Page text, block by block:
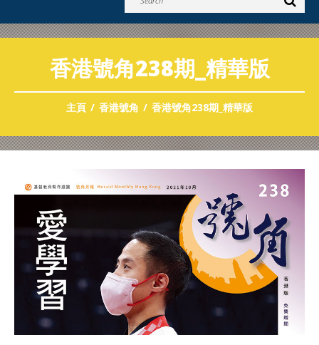
香港號角238期_精華版
主頁 香港號角 香港號角238期_精華版